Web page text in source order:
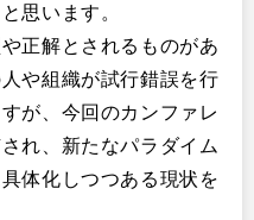
思います。
正解とされるものがあ
や組織が試行錯誤を行
が、今回のカンファレ
れ、新たなパラダイム
体化しつつある現状を